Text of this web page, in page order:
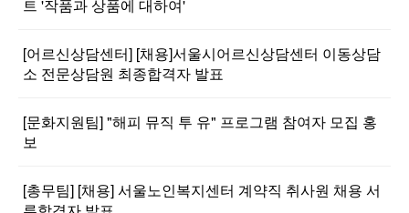
트 '작품과 상품에 대하여'
[어르신상담센터] [채용]서울시어르신상담센터 이동상담
소 전문상담원 최종합격자 발표
[문화지원팀] "해피 뮤직 투 유" 프로그램 참여자 모집 홍
보
[총무팀] [채용] 서울노인복지센터 계약직 취사원 채용 서